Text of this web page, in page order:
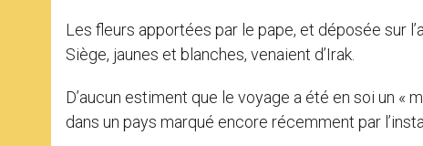
Les fleurs apportées par le pape, et déposée sur
Siège, jaunes et blanches, venaient d’Irak.
D’aucun estiment que le voyage a été en soi un «
dans un pays marqué encore récemment par